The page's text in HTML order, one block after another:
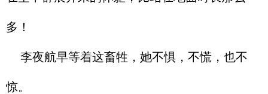
多！
李夜航早等着这畜牲，她不惧，不慌，也不
惊。